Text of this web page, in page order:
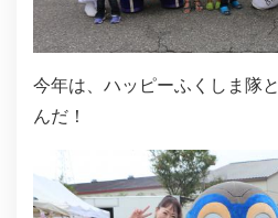
今年は、ハッピーふくしま隊
んだ！